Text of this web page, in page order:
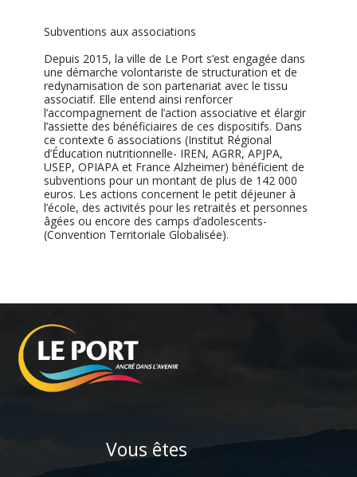
Subventions aux associations
Depuis 2015, la ville de Le Port s’est engagée dans
une démarche volontariste de structuration et de
redynamisation de son partenariat avec le tissu
associatif. Elle entend ainsi renforcer
l’accompagnement de l’action associative et élargir
l’assiette des bénéficiaires de ces dispositifs. Dans
ce contexte 6 associations (Institut Régional
d’Éducation nutritionnelle- IREN, AGRR, APJPA,
USEP, OPIAPA et France Alzheimer) bénéficient de
subventions pour un montant de plus de 142 000
euros. Les actions concernent le petit déjeuner à
l’école, des activités pour les retraités et personnes
âgées ou encore des camps d’adolescents-
(Convention Territoriale Globalisée).
Vous êtes